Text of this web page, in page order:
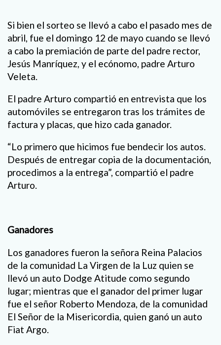
Si bien el sorteo se llevó a cabo el pasado mes de
abril, fue el domingo 12 de mayo cuando se llevó
a cabo la premiación de parte del padre rector,
Jesús Manríquez, y el ecónomo, padre Arturo
Veleta.
El padre Arturo compartió en entrevista que los
automóviles se entregaron tras los trámites de
factura y placas, que hizo cada ganador.
“Lo primero que hicimos fue bendecir los autos.
Después de entregar copia de la documentación,
procedimos a la entrega”, compartió el padre
Arturo.
Ganadores
Los ganadores fueron la señora Reina Palacios
de la comunidad La Virgen de la Luz quien se
llevó un auto Dodge Atitude como segundo
lugar; mientras que el ganador del primer lugar
fue el señor Roberto Mendoza, de la comunidad
El Señor de la Misericordia, quien ganó un auto
Fiat Argo.